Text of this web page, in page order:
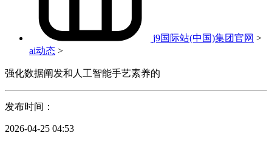
j9国际站(中国)集团官网 >
ai动态 >
强化数据阐发和人工智能手艺素养的
发布时间：
2026-04-25 04:53